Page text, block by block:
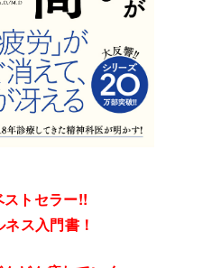
トセラー!!
ス入門書！